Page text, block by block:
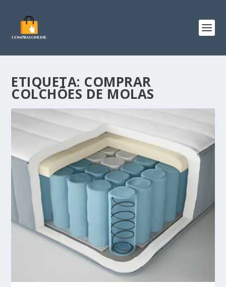
ETIQUETA: COMPRAR
COLCHÕES DE MOLAS